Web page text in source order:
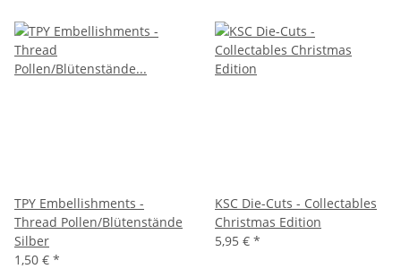
TPY Embellishments -
Thread Pollen/Blütenstände
Silber
1,50 € *
KSC Die-Cuts - Collectables
Christmas Edition
5,95 € *